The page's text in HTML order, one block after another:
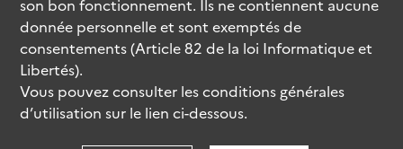
son bon fonctionnement. Ils ne contiennent aucune
donnée personnelle et sont exemptés de
consentements (Article 82 de la loi Informatique et
Libertés).
Vous pouvez consulter les conditions générales
d’utilisation sur le lien ci-dessous.